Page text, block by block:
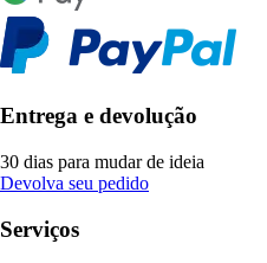
Entrega e devolução
30 dias para mudar de ideia
Devolva seu pedido
Serviços